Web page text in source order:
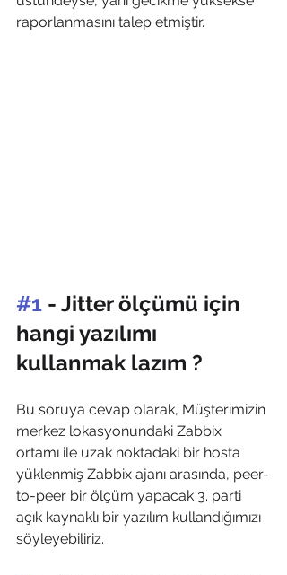
raporlanmasını talep etmiştir.
#1 - Jitter ölçümü için
hangi yazılımı
kullanmak lazım ?
Bu soruya cevap olarak, Müşterimizin
merkez lokasyonundaki Zabbix
ortamı ile uzak noktadaki bir hosta
yüklenmiş Zabbix ajanı arasında, peer-
to-peer bir ölçüm yapacak 3. parti
açık kaynaklı bir yazılım kullandığımızı
söyleyebiliriz.